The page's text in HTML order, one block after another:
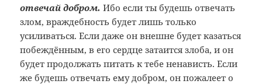
отвечай добром. Ибо если ты будешь отвечать
злом, враждебность будет лишь только
усиливаться. Если даже он внешне будет казаться
побеждённым, в его сердце затаится злоба, и он
будет продолжать питать к тебе ненависть. Если
же будешь отвечать ему добром, он пожалеет о